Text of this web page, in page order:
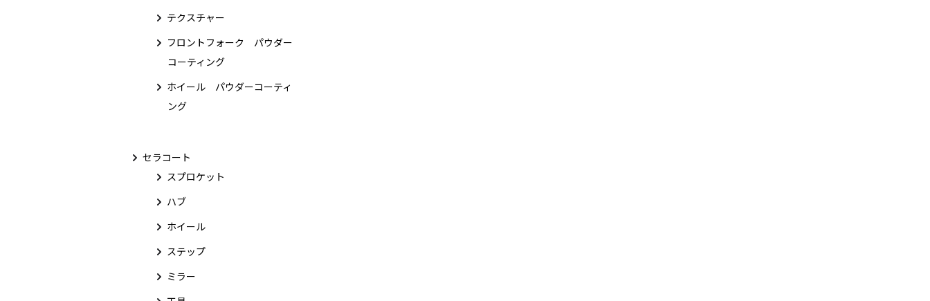
テクスチャー
フロントフォーク パウダー
コーティング
ホイール パウダーコーティ
ング
セラコート
スプロケット
ハブ
ホイール
ステップ
ミラー